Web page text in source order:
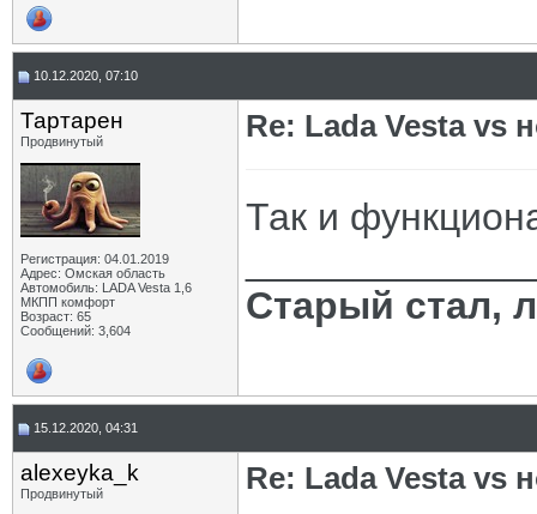
10.12.2020, 07:10
Тартарен
Продвинутый
Регистрация: 04.01.2019
Адрес: Омская область
Автомобиль: LADA Vesta 1,6
МКПП комфорт
Возраст: 65
Сообщений: 3,604
Re: Lada Vesta vs
Так и
Старый стал,
15.12.2020, 04:31
alexeyka_k
Продвинутый
Re: Lada Vesta vs